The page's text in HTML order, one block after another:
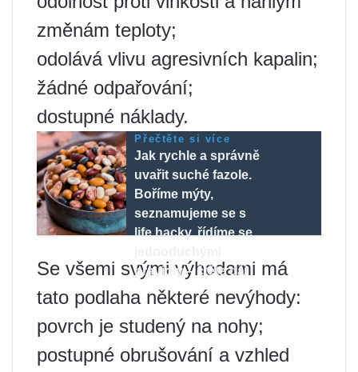
změnám teploty;
odolává vlivu agresivních kapalin;
žádné odpařování;
dostupné náklady.
Přečtěte si více
Jak rychle a správně
uvařit suché fazole.
Boříme mýty,
seznamujeme se s
life hacky, řídíme se
pravidly – ​​čtěte dál
Se všemi svými výhodami má
tato podlaha některé nevýhody:
povrch je studený na nohy;
postupné obrušování a vzhled